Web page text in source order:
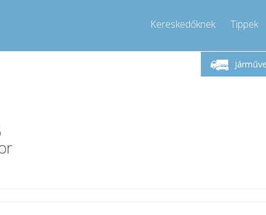
Kereskedőknek Tippek
Péntek 9-17
Hívjon!